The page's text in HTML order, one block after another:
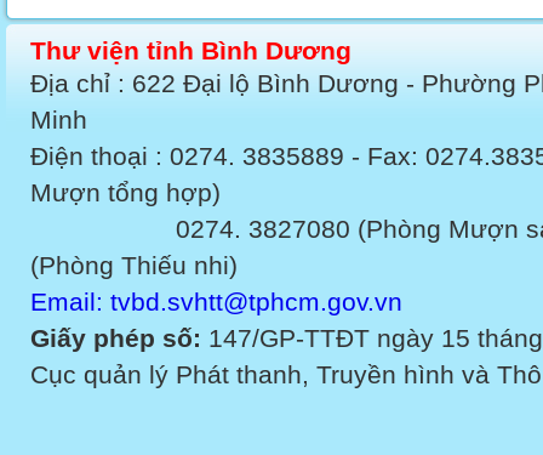
Thư viện tỉnh Bình Dương
Địa chỉ : 622 Đại lộ Bình Dương - Phường
Minh
Điện thoại : 0274. 3835889 - Fax:
Mượn tổng hợp)
0274. 3827080 (Phòng Mượn sách
(Phòng Thiếu nhi)
Email: tvbd.svhtt@tphcm.gov.vn
Giấy phép số: 147/GP-TTĐT ngày 15
Cục quản lý Phát thanh, Truyền hình và